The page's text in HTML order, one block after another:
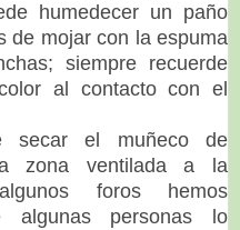
humedecer un paño
de mojar con la espuma
siempre recuerde
al contacto con el
secar el muñeco de
zona ventilada a la
foros hemos
algunas personas lo